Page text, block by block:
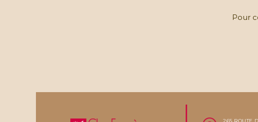
Pour